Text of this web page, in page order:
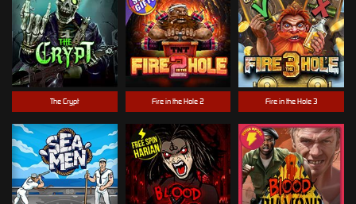
Fire in the Hole 3
The Crypt Fire in the Hole 2